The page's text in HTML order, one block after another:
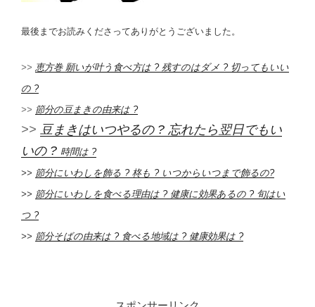
最後までお読みくださってありがとうございました。
>> 恵方巻 願いが叶う食べ方は ? 残すのはダメ ? 切ってもいい
の ?
>> 節分の豆まきの由来は ?
>> 豆まきはいつやるの ? 忘れたら翌日でもい
いの ? 時間は ?
>> 節分にいわしを飾る ? 柊も ? いつからいつまで飾るの?
>> 節分にいわしを食べる理由は ? 健康に効果あるの ? 旬はい
つ ?
>> 節分そばの由来は ? 食べる地域は ? 健康効果は ?